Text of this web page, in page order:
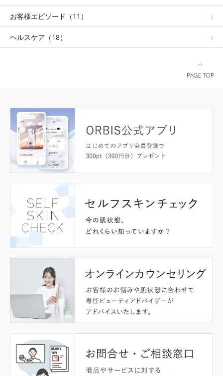
お客様エピソード（11）
ヘルスケア（18）